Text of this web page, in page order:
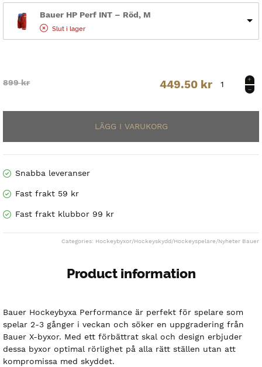
Bauer HP Perf INT – Röd, M
Slut i lager
899kr
Original
was:
449.50 kr
Current
is:
HP
Snabba leveranser
Fast frakt 59 kr
Fast frakt klubbor 99 kr
Categories: Hockeybyxor/Hockeyskydd/Hockeyspelare/Nyheter Bauer
Product information
Bauer Hockeybyxa Performance är perfekt för spelare som
spelar 2-3 gånger i veckan och söker en uppgradering från
Bauer X-byxor. Med ett förbättrat skal och design erbjuder
dessa byxor optimal rörlighet på alla rätt ställen utan att
kompromissa med skyddet.